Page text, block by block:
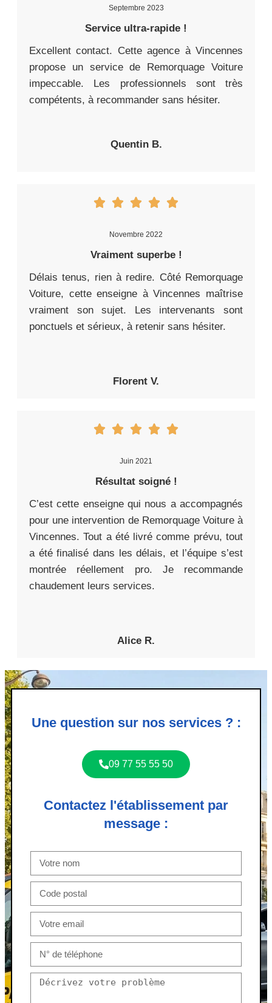
Septembre 2023
Service ultra-rapide !
Excellent contact. Cette agence à Vincennes
propose un service de Remorquage Voiture
impeccable. Les professionnels sont très
compétents, à recommander sans hésiter.
Quentin B.
Novembre 2022
Vraiment superbe !
Délais tenus, rien à redire. Côté Remorquage
Voiture, cette enseigne à Vincennes maîtrise
vraiment son sujet. Les intervenants sont
ponctuels et sérieux, à retenir sans hésiter.
Florent V.
Juin 2021
Résultat soigné !
C’est cette enseigne qui nous a accompagnés
pour une intervention de Remorquage Voiture à
Vincennes. Tout a été livré comme prévu, tout
a été finalisé dans les délais, et l’équipe s’est
montrée réellement pro. Je recommande
chaudement leurs services.
Alice R.
Une question sur nos services ? :
09 77 55 55 50
Contactez l'établissement par
message :